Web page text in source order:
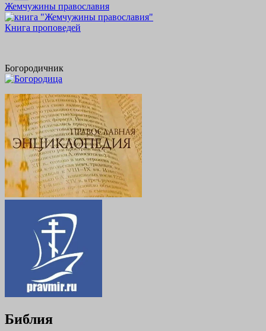
Жемчужины православия
Книга проповедей
Богородичник
Библия